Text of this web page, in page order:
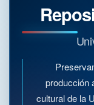
producción
cultural de la